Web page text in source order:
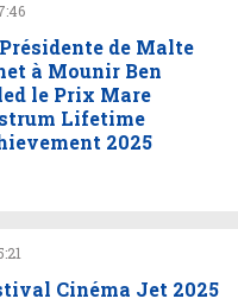
de Malte
à Mounir Ben
le Prix Mare
Lifetime
2025
Cinéma Jet 2025